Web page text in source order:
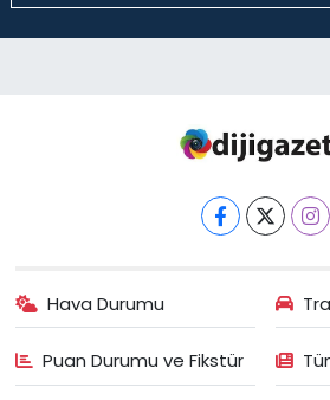
Hava Durumu
Puan Durumu ve Fikstür